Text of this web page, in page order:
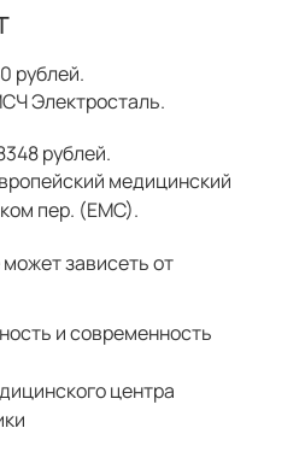
рублей.
Электросталь.
рублей.
медицинский
пер. (ЕМС).
зависеть от
и современность
центра